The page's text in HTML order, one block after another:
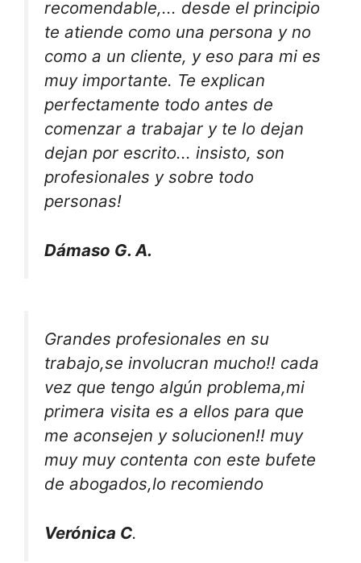
recomendable,... desde el principio
te atiende como una persona y no
como a un cliente, y eso para mi es
muy importante. Te explican
perfectamente todo antes de
comenzar a trabajar y te lo dejan
dejan por escrito... insisto, son
profesionales y sobre todo
personas!
Dámaso G. A.
Grandes profesionales en su
trabajo,se involucran mucho!! cada
vez que tengo algún problema,mi
primera visita es a ellos para que
me aconsejen y solucionen!! muy
muy muy contenta con este bufete
de abogados,lo recomiendo
Verónica C.